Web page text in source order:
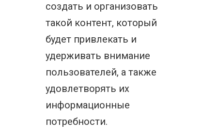
создать и организовать
такой контент, который
будет привлекать и
удерживать внимание
пользователей, а также
удовлетворять их
информационные
потребности.